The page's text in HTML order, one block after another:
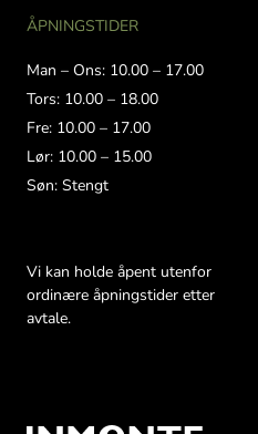
ÅPNINGSTIDER
Man – Ons: 10.00 – 17.00
Tors: 10.00 – 18.00
Fre: 10.00 – 17.00
Lør: 10.00 – 15.00
Søn: Stengt
Vi kan holde åpent utenfor
ordinære åpningstider etter
avtale.